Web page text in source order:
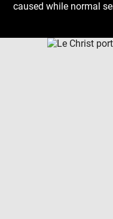
caused while normal
Download
Next
Previous